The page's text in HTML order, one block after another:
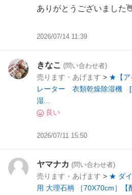
ありがとうございました
2026/07/14 11:39
きなこ (問い合わせ者)
売ります・あげます > ★【ア
レーター 衣類乾燥除湿機
湿...
良い
2026/07/11 15:50
ヤマナカ (問い合わせ者)
売ります・あげます > ★ ダイ
用 大理石柄 ［70X70cm］【